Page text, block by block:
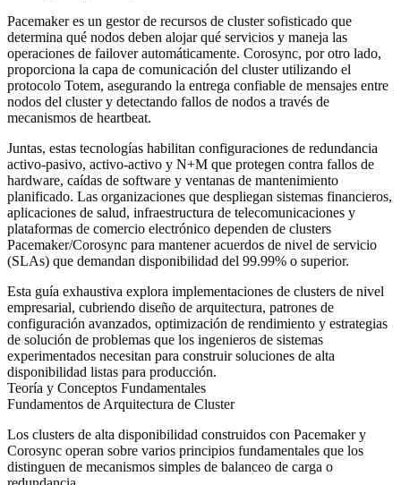
Pacemaker es un gestor de recursos de cluster sofisticado que
determina qué nodos deben alojar qué servicios y maneja las
operaciones de failover automáticamente. Corosync, por otro lado,
proporciona la capa de comunicación del cluster utilizando el
protocolo Totem, asegurando la entrega confiable de mensajes entre
nodos del cluster y detectando fallos de nodos a través de
mecanismos de heartbeat.
Juntas, estas tecnologías habilitan configuraciones de redundancia
activo-pasivo, activo-activo y N+M que protegen contra fallos de
hardware, caídas de software y ventanas de mantenimiento
planificado. Las organizaciones que despliegan sistemas financieros,
aplicaciones de salud, infraestructura de telecomunicaciones y
plataformas de comercio electrónico dependen de clusters
Pacemaker/Corosync para mantener acuerdos de nivel de servicio
(SLAs) que demandan disponibilidad del 99.99% o superior.
Esta guía exhaustiva explora implementaciones de clusters de nivel
empresarial, cubriendo diseño de arquitectura, patrones de
configuración avanzados, optimización de rendimiento y estrategias
de solución de problemas que los ingenieros de sistemas
experimentados necesitan para construir soluciones de alta
disponibilidad listas para producción.
Teoría y Conceptos Fundamentales
Fundamentos de Arquitectura de Cluster
Los clusters de alta disponibilidad construidos con Pacemaker y
Corosync operan sobre varios principios fundamentales que los
distinguen de mecanismos simples de balanceo de carga o